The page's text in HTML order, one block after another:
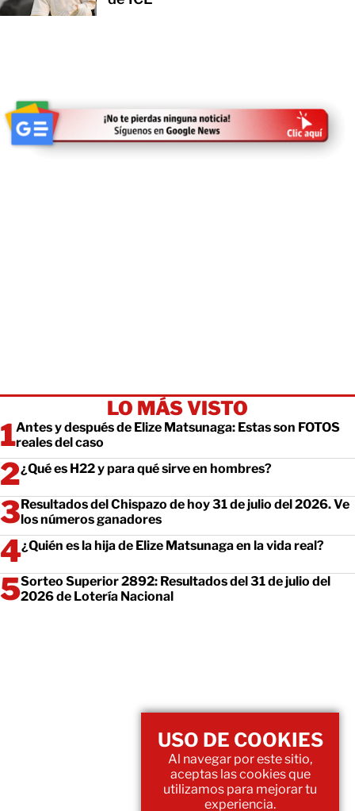
LO MÁS VISTO
Antes y después de Elize Matsunaga: Estas son FOTOS
reales del caso
¿Qué es H22 y para qué sirve en hombres?
Resultados del Chispazo de hoy 31 de julio del 2026. Ve
los números ganadores
¿Quién es la hija de Elize Matsunaga en la vida real?
Sorteo Superior 2892: Resultados del 31 de julio del
2026 de Lotería Nacional
USO DE COOKIES
Al navegar por este sitio,
aceptas las cookies que
utilizamos para mejorar tu
experiencia.